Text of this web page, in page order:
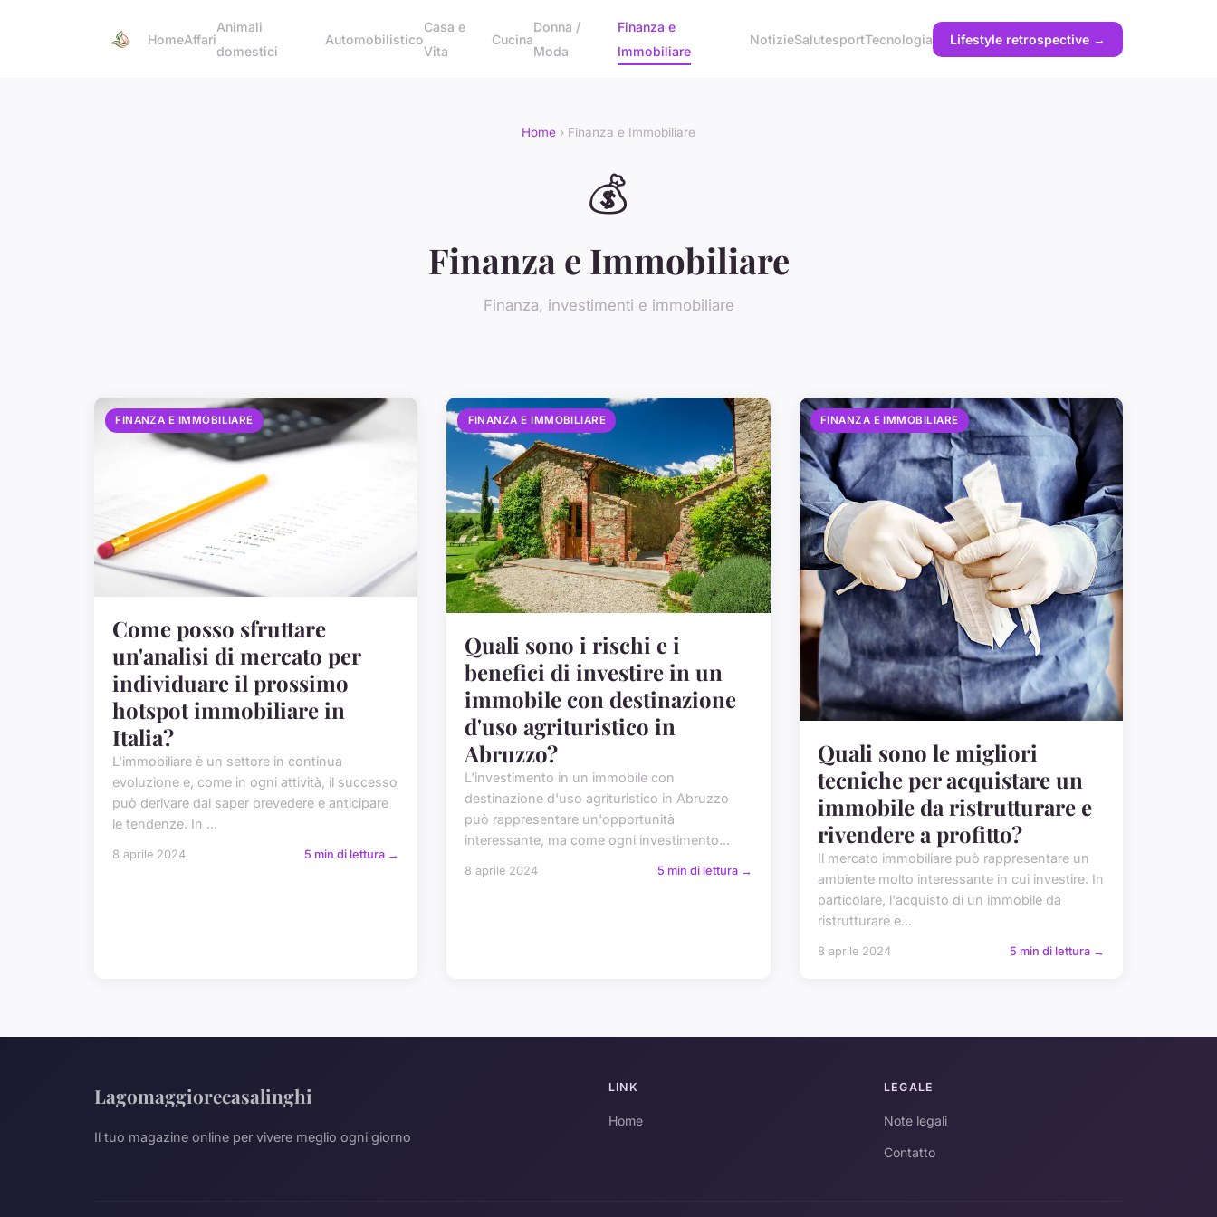
HomeAffari
Animali
domestici
Automobilistico
Casa e
Vita
Cucina
Donna /
Moda
Finanza e
Immobiliare
NotizieSalutesportTecnologia Lifestyle retrospective →
Home › Finanza e Immobiliare
💰
Finanza e Immobiliare
Finanza, investimenti e immobiliare
FINANZA E IMMOBILIARE
Come posso sfruttare
un'analisi di mercato per
individuare il prossimo
hotspot immobiliare in
Italia?
L'immobiliare è un settore in continua
evoluzione e, come in ogni attività, il successo
può derivare dal saper prevedere e anticipare
le tendenze. In ...
8 aprile 2024 5 min di lettura →
FINANZA E IMMOBILIARE
Quali sono i rischi e i
benefici di investire in un
immobile con destinazione
d'uso agrituristico in
Abruzzo?
L'investimento in un immobile con
destinazione d'uso agrituristico in Abruzzo
può rappresentare un'opportunità
interessante, ma come ogni investimento...
8 aprile 2024 5 min di lettura →
FINANZA E IMMOBILIARE
Quali sono le migliori
tecniche per acquistare un
immobile da ristrutturare e
rivendere a profitto?
Il mercato immobiliare può rappresentare un
ambiente molto interessante in cui investire. In
particolare, l'acquisto di un immobile da
ristrutturare e...
8 aprile 2024 5 min di lettura →
Lagomaggiorecasalinghi
Il tuo magazine online per vivere meglio ogni giorno
LINK
Home
LEGALE
Note legali
Contatto